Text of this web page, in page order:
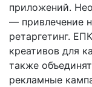
приложений.
— привлечение
ретаргетинг.
креативов для
также
рекламные